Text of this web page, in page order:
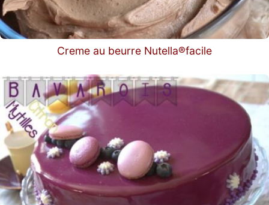
Creme au beurre Nutella®facile